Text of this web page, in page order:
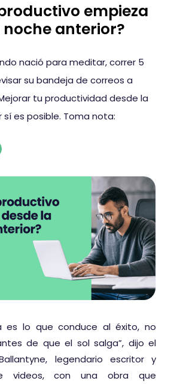
empieza
noche anterior?
nació para meditar, correr 5
su bandeja de correos a
tu productividad desde la
es posible. Toma nota:
es lo que conduce al éxito, no
de que el sol salga”, dijo el
legendario escritor y
videos, con una obra que